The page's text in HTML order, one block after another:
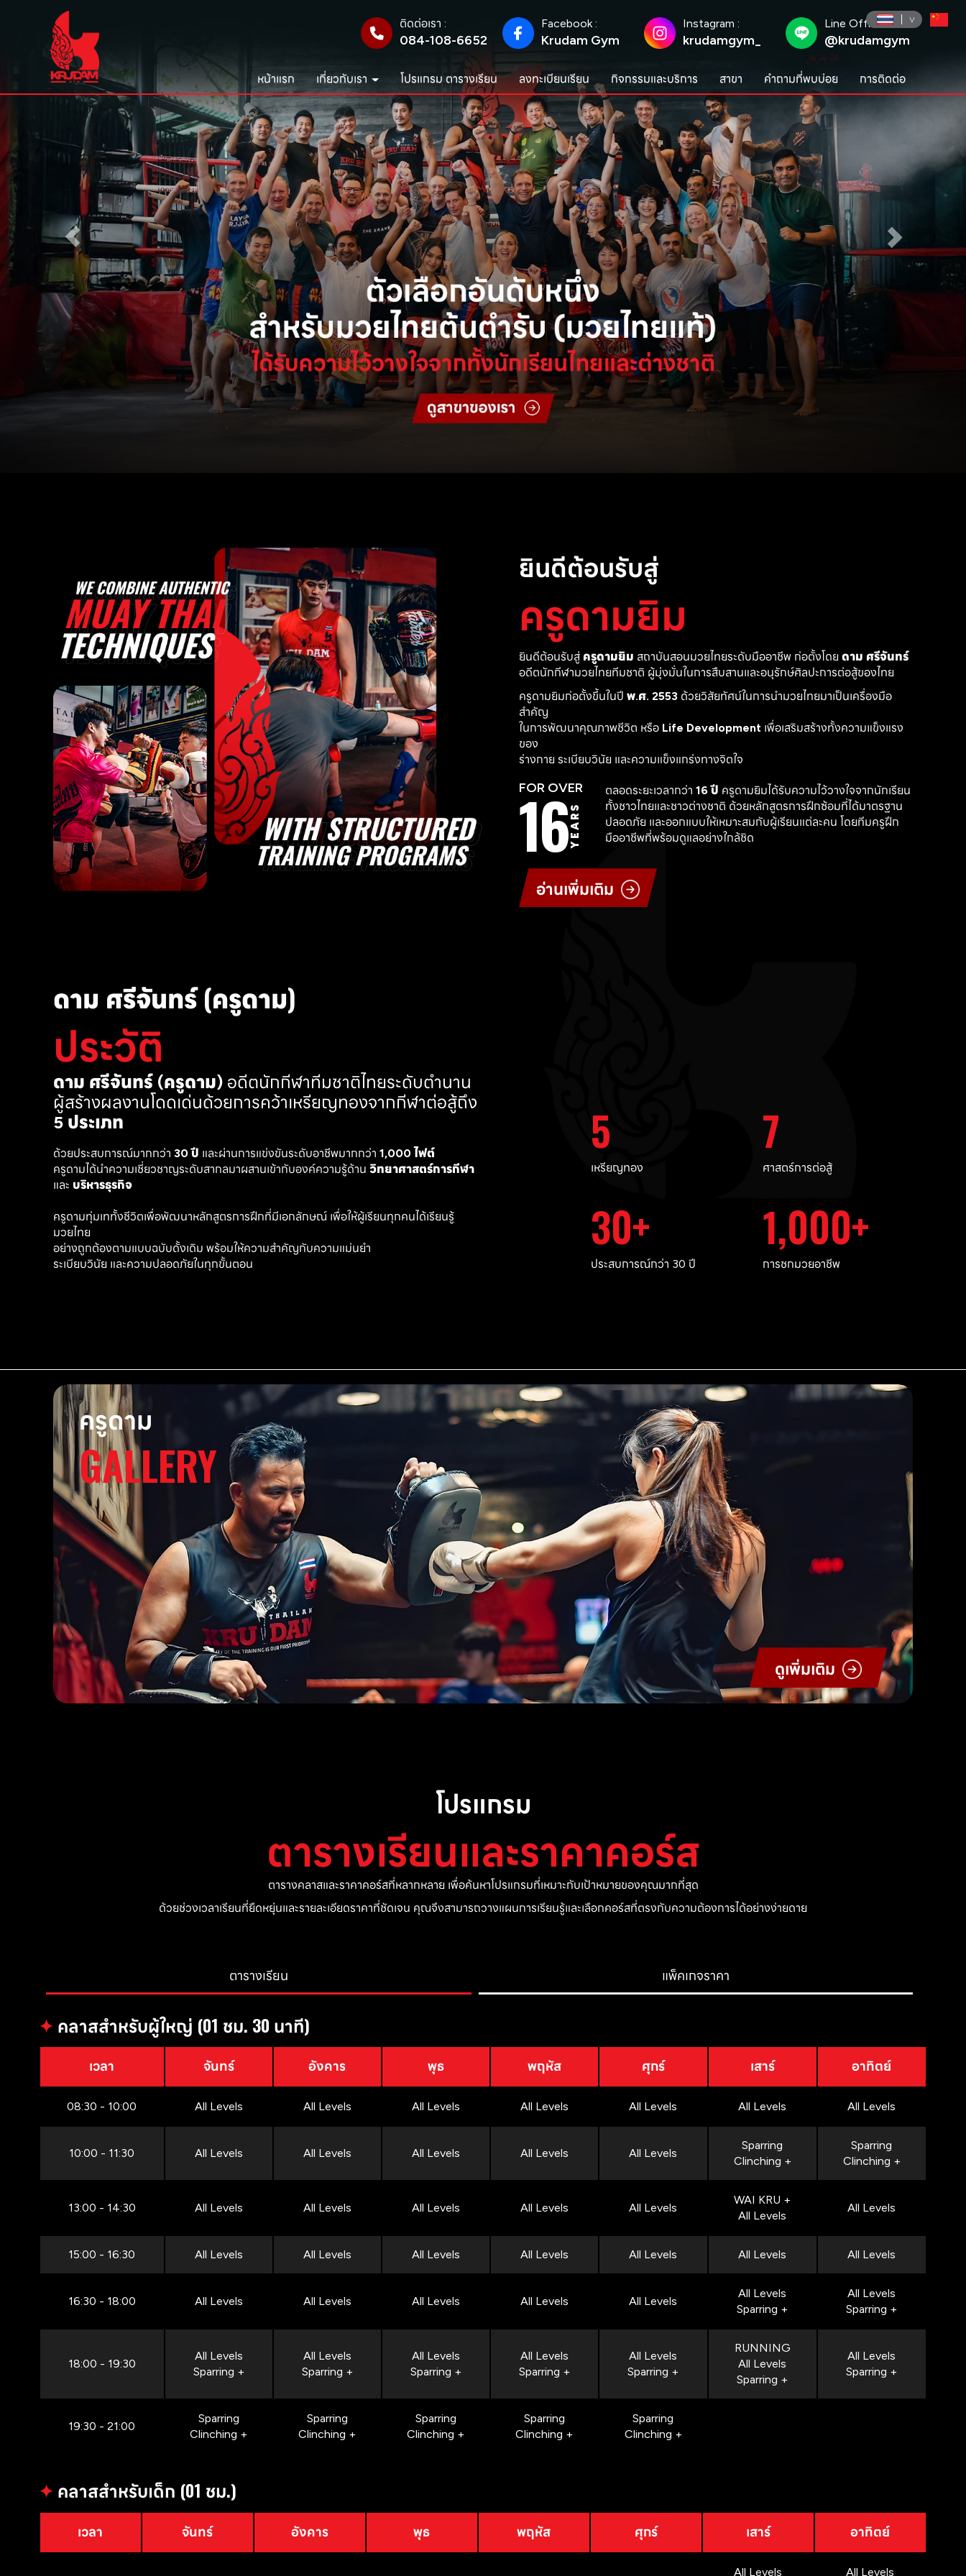
ติดต่อเรา :
084-108-6652
Facebook :
Krudam Gym
Instagram :
krudamgym_
Line Official :
@krudamgym
หน้าแรก เกี่ยวกับเรา โปรแกรม ตารางเรียน ลงทะเบียนเรียน กิจกรรมและบริการ สาขา คำถามที่พบบ่อย การติดต่อ
ยินดีต้อนรับสู่
ครูดามยิม
ยินดีต้อนรับสู่ ครูดามยิม สถาบันสอนมวยไทยระดับมืออาชีพ ก่อตั้งโดย ดาม ศรีจันทร์
อดีตนักกีฬามวยไทยทีมชาติ ผู้มุ่งมั่นในการสืบสานและอนุรักษ์ศิลปะการต่อสู้ของไทย
ครูดามยิมก่อตั้งขึ้นในปี พ.ศ. 2553 ด้วยวิสัยทัศน์ในการนำมวยไทยมาเป็นเครื่องมือ
สำคัญ
ในการพัฒนาคุณภาพชีวิต หรือ Life Development เพื่อเสริมสร้างทั้งความแข็งแรง
ของ
ร่างกาย ระเบียบวินัย และความแข็งแกร่งทางจิตใจ
FOR OVER
16YEARS
ตลอดระยะเวลากว่า 16 ปี ครูดามยิมได้รับความไว้วางใจจากนักเรียน
ทั้งชาวไทยและชาวต่างชาติ ด้วยหลักสูตรการฝึกซ้อมที่ได้มาตรฐาน
ปลอดภัย และออกแบบให้เหมาะสมกับผู้เรียนแต่ละคน โดยทีมครูฝึก
มืออาชีพที่พร้อมดูแลอย่างใกล้ชิด
อ่านเพิ่มเติม
ดาม ศรีจันทร์ (ครูดาม)
ประวัติ
ดาม ศรีจันทร์ (ครูดาม) อดีตนักกีฬาทีมชาติไทยระดับตำนาน
ผู้สร้างผลงานโดดเด่นด้วยการคว้าเหรียญทองจากกีฬาต่อสู้ถึง
5 ประเภท
ด้วยประสบการณ์มากกว่า 30 ปี และผ่านการแข่งขันระดับอาชีพมากกว่า 1,000 ไฟต์
ครูดามได้นำความเชี่ยวชาญระดับสากลมาผสานเข้ากับองค์ความรู้ด้าน วิทยาศาสตร์การกีฬา
และ บริหารธุรกิจ
ครูดามทุ่มเททั้งชีวิตเพื่อพัฒนาหลักสูตรการฝึกที่มีเอกลักษณ์ เพื่อให้ผู้เรียนทุกคนได้เรียนรู้
มวยไทย
อย่างถูกต้องตามแบบฉบับดั้งเดิม พร้อมให้ความสำคัญกับความแม่นยำ
ระเบียบวินัย และความปลอดภัยในทุกขั้นตอน
5
เหรียญทอง
7
ศาสตร์การต่อสู้
30
ประสบการณ์กว่า 30 ปี
1,000
การชกมวยอาชีพ
ครูดาม
GALLERY
ดูเพิ่มเติม
โปรแกรม
ตารางเรียนและราคาคอร์ส
ตารางคลาสและราคาคอร์สที่หลากหลาย เพื่อค้นหาโปรแกรมที่เหมาะกับเป้าหมายของคุณมากที่สุด
ด้วยช่วงเวลาเรียนที่ยืดหยุ่นและรายละเอียดราคาที่ชัดเจน คุณจึงสามารถวางแผนการเรียนรู้และเลือกคอร์สที่ตรงกับความต้องการได้อย่างง่ายดาย
ตารางเรียน แพ็คเกจราคา
✦คลาสสำหรับผู้ใหญ่ (01 ชม. 30 นาที)
เวลา จันทร์ อังคาร พุธ พฤหัส ศุกร์ เสาร์ อาทิตย์
08:30 - 10:00 All Levels All Levels All Levels All Levels All Levels All Levels All Levels
10:00 - 11:30 All Levels All Levels All Levels All Levels All Levels
Sparring
Clinching +
Sparring
Clinching +
13:00 - 14:30 All Levels All Levels All Levels All Levels All Levels
WAI KRU +
All Levels
All Levels
15:00 - 16:30 All Levels All Levels All Levels All Levels All Levels All Levels All Levels
16:30 - 18:00 All Levels All Levels All Levels All Levels All Levels
All Levels
Sparring +
All Levels
Sparring +
18:00 - 19:30
All Levels
Sparring +
All Levels
Sparring +
All Levels
Sparring +
All Levels
Sparring +
All Levels
Sparring +
RUNNING
All Levels
Sparring +
All Levels
Sparring +
19:30 - 21:00
Sparring
Clinching +
Sparring
Clinching +
Sparring
Clinching +
Sparring
Clinching +
Sparring
Clinching +
✦คลาสสำหรับเด็ก (01 ชม.)
เวลา จันทร์ อังคาร พุธ พฤหัส ศุกร์ เสาร์ อาทิตย์
All Levels All Levels